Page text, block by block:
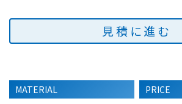
見積に進む
MATERIAL PRICE